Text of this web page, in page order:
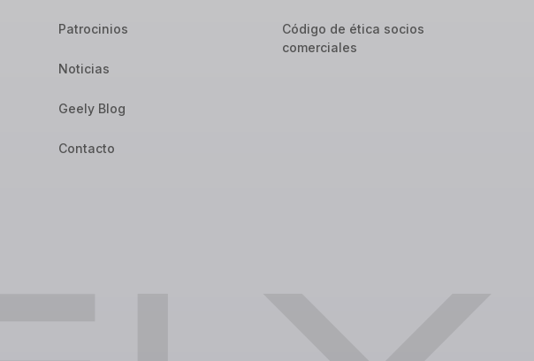
Patrocinios
Noticias
Geely Blog
Contacto
Código de ética socios
comerciales